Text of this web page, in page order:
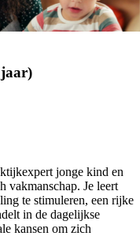
jonge kind en
vakmanschap. Je leert
te stimuleren, een rijke
in de dagelijkse
kansen om zich